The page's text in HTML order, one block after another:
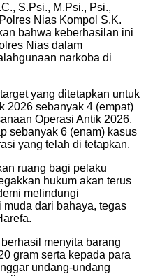
S.Psi., M.Psi., Psi.,
Nias Kompol S.K.
bahwa keberhasilan ini
Nias dalam
narkoba di
yang ditetapkan untuk
2026 sebanyak 4 (empat)
Operasi Antik 2026,
sebanyak 6 (enam) kasus
yang telah di tetapkan.
ruang bagi pelaku
hukum akan terus
melindungi
dari bahaya, tegas
menyita barang
gram serta kepada para
undang-undang